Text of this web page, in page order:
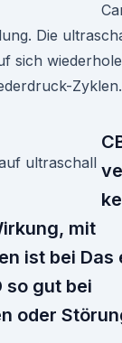
Die
sich
Zyklen.
mit
ist bei Das
so gut bei
oder